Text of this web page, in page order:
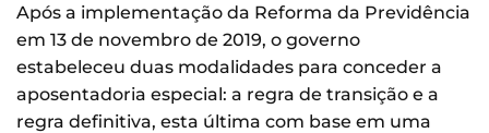
Após a implementação da Reforma da Previdência
em 13 de novembro de 2019, o governo
estabeleceu duas modalidades para conceder a
aposentadoria especial: a regra de transição e a
regra definitiva, esta última com base em uma